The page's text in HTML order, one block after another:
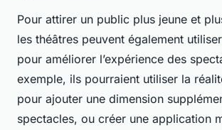
Pour attirer un public plus jeune et
les théâtres peuvent également
pour améliorer l’expérience des
exemple, ils pourraient utiliser la
pour ajouter une dimension
spectacles, ou créer une application